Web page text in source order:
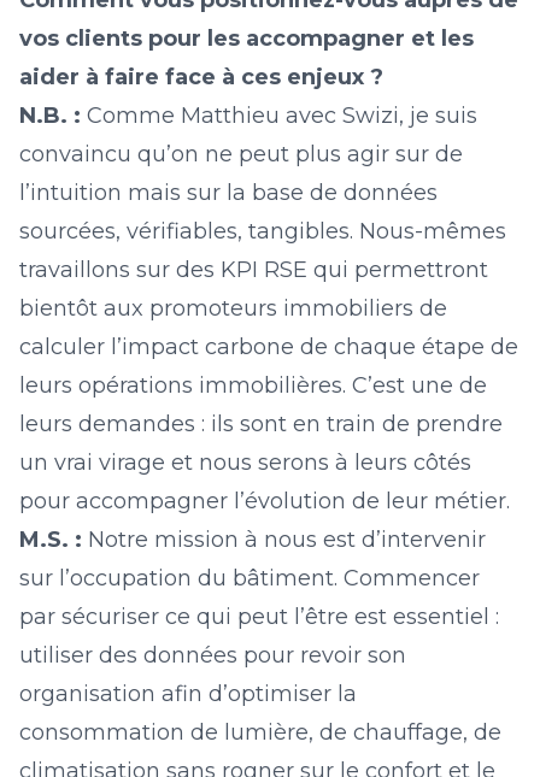
vos clients pour les accompagner et les
aider à faire face à ces enjeux ?
N.B. : Comme Matthieu avec Swizi, je suis
convaincu qu’on ne peut plus agir sur de
l’intuition mais sur la base de données
sourcées, vérifiables, tangibles. Nous-mêmes
travaillons sur des KPI RSE qui permettront
bientôt aux promoteurs immobiliers de
calculer l’impact carbone de chaque étape de
leurs opérations immobilières. C’est une de
leurs demandes : ils sont en train de prendre
un vrai virage et nous serons à leurs côtés
pour accompagner l’évolution de leur métier.
M.S. : Notre mission à nous est d’intervenir
sur l’occupation du bâtiment. Commencer
par sécuriser ce qui peut l’être est essentiel :
utiliser des données pour revoir son
organisation afin d’optimiser la
consommation de lumière, de chauffage, de
climatisation sans rogner sur le confort et le